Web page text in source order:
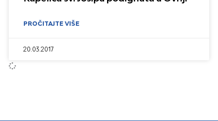
PROČITAJTE VIŠE
20.03.2017